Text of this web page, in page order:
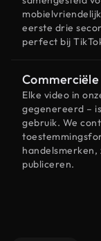
eerste drie
perfect bij
Elke video in
gegenereerd –
gebruik. We
publiceren.